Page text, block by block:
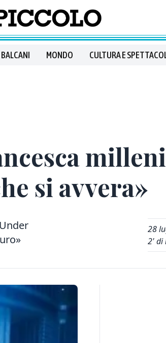
MONDO CULTURA E
si avvera»
28
2' di